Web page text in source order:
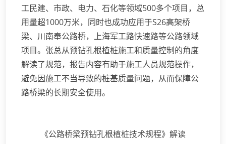
工民建、市政、电力、石化等领域500多个项目，总
用量超1000万米，同时也成功应用于S26高架桥
梁、川南奉公路桥，上海军工路快速路等公路领域
项目。张总从预钻孔根植桩施工和质量控制的角度
解读了规范，报告内容有助于施工人员规范操作，
避免因施工不当导致的桩基质量问题，从而保障公
路桥梁的长期安全使用。
《公路桥梁预钻孔根植桩技术规程》解读